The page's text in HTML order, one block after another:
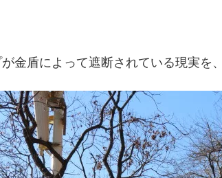
金盾によって遮断されている現実を